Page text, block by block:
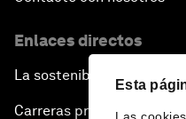
Esta
Enlaces directos
La sostenibilidad en el Foro
Carreras profesionales